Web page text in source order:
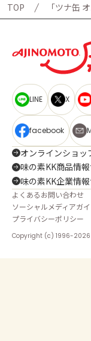
TOP 「ツナ缶
LINE X
facebook
オンラインショッ
味の素KK商品情
味の素KK企業情
よくあるお問い合わせ
ソーシャルメディアガ
プライバシーポリシー
Copyright (c) 1996-2026